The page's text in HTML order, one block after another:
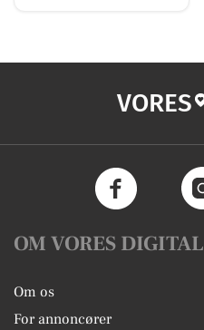
VORES
OM VORES DIGITAL
Om os
For annoncører